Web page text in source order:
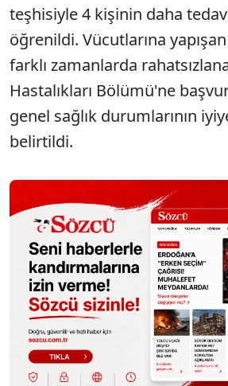
teşhisiyle 4 kişinin daha
öğrenildi. Vücutlarına
farklı zamanlarda
Hastalıkları Bölümü'ne
genel sağlık durumlarının
belirtildi.